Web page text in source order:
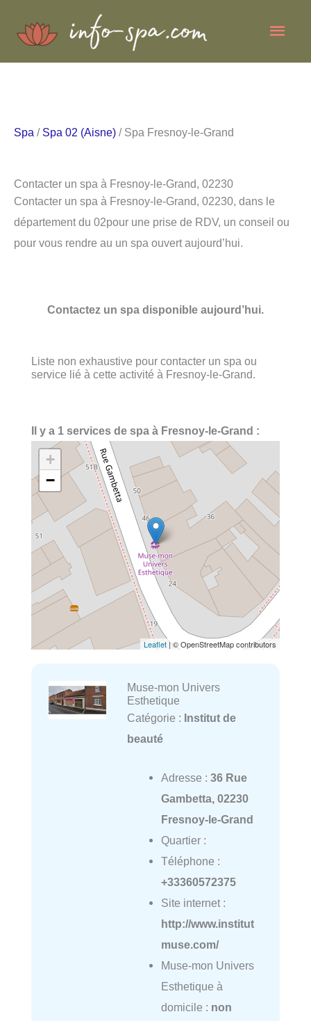
Spa / Spa 02 (Aisne) / Spa Fresnoy-le-Grand
Contacter un spa à Fresnoy-le-Grand, 02230
Contacter un spa à Fresnoy-le-Grand, 02230, dans le
département du 02pour une prise de RDV, un conseil ou
pour vous rendre au un spa ouvert aujourd’hui.
Contactez un spa disponible aujourd’hui.
Liste non exhaustive pour contacter un spa ou
service lié à cette activité à Fresnoy-le-Grand.
Il y a 1 services de spa à Fresnoy-le-Grand :
+
−
Leaflet | © OpenStreetMap contributors
Muse-mon Univers
Esthetique
Catégorie : Institut de
beauté
Adresse : 36 Rue
Gambetta, 02230
Fresnoy-le-Grand
Quartier :
Téléphone :
+33360572375
Site internet :
http://www.institut
muse.com/
Muse-mon Univers
Esthetique à
domicile : non